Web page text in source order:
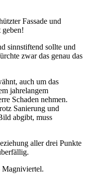
Fassade und
geben!
sinnstiftend sollte und
zwar das genau das
auch um das
jahrelangem
Schaden nehmen.
Sanierung und
abgibt, muss
aller drei Punkte